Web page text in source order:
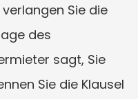
Sie die
des
sagt, Sie
Sie die Klausel